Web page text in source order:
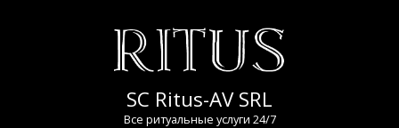
SC Ritus-AV SRL
Все ритуальные услуги 24/7